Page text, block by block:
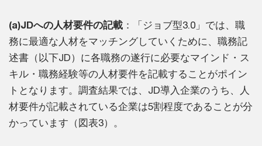
(a)JDへの人材要件の記載 ：「ジョブ型3.0」では、職
務に最適な人材をマッチングしていくために、職務記
述書（以下JD）に各職務の遂行に必要なマインド・ス
キル・職務経験等の人材要件を記載することがポイン
トとなります。調査結果では、JD導入企業のうち、人
材要件が記載されている企業は5割程度であることが分
かっています（図表3）。